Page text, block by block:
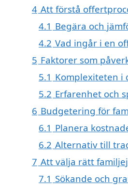
4 Att förstå
4.1 Begära och
4.2 Vad ingår i en
5 Faktorer som
5.1 Komplexiteten i
5.2 Erfarenhet och
6 Budgetering för
6.1 Planera
6.2 Alternativ till
7 Att välja rätt
7.1 Sökande och